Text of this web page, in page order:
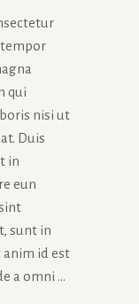
qui
nisi ut
Duis
in
eun
sunt in
id est
a omni